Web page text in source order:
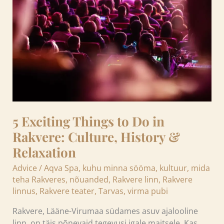
5 Exciting Things to Do in
Rakvere: Culture, History &
Relaxation
Advice /Aqva Spa, kuhu minna sööma, kultuur, mida
teha Rakveres, nõuanded, Rakvere linn, Rakvere
linnus, Rakvere teater, Tarvas, virma pubi
Rakvere, Lääne-Virumaa südames asuv ajalooline
Do
in
Rakvere:
Culture,
History